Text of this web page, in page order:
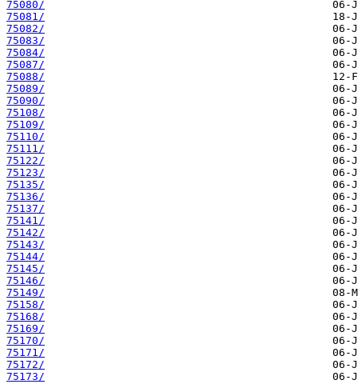
75080/
75081/
75082/
75083/
75084/
75087/
75088/
75089/
75090/
75108/
75109/
75110/
75111/
75122/
75123/
75135/
75136/
75137/
75141/
75142/
75143/
75144/
75145/
75146/
75149/
75158/
75168/
75169/
75170/
75171/
75172/
75173/